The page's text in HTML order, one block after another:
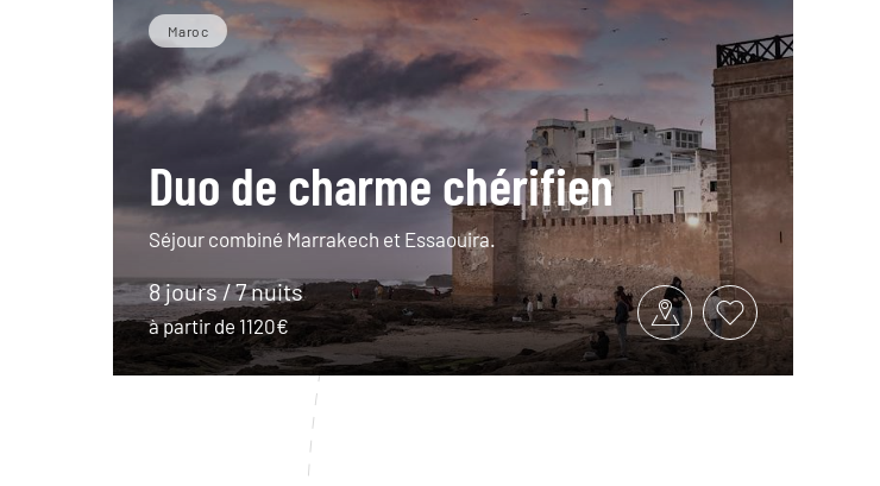
Maroc
Duo de charme chérifien
Séjour combiné Marrakech et Essaouira.
8 jours / 7 nuits
à partir de 1120€